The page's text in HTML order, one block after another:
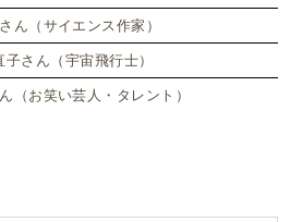
ブラジルならではの美味しいも
します。お楽しみに！
ありがとうございました！
ん（サイエンス作家）
子さん（宇宙飛行士）
（お笑い芸人・タレント）